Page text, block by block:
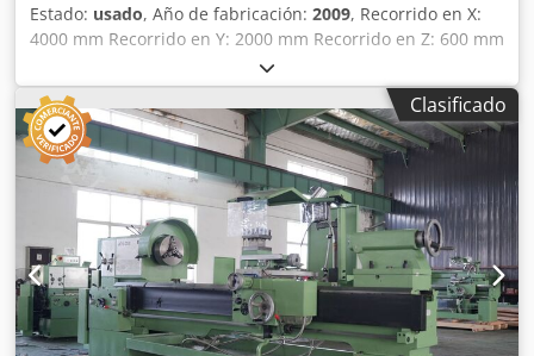
Estado: usado, Año de fabricación: 2009, Recorrido en X:
4000 mm Recorrido en Y: 2000 mm Recorrido en Z: 600 mm
Dimensiones (LxAnxAl): 6.400 x 3.200 x 3.100 mm Peso
aprox.: 10.500 kg Corte por chorro de agua Stein-Moser
GmbH, CNC 5 ejes 4020 x 2020 x 600 mm Datos técnicos: -
Área de trabajo X, Y en 2D: 4.020 x 2.020 mm - Superficie
de apoyo X, Y: 4.400 x 2.400 mm - Eje Z: 600 mm - Ángulo
de inclinación eje A, B: +/- 46° - Eje rotativo C, giratorio
360°: +/- 3600° - Velocidad de posicionamiento: 10 m/min -
Precisión de repetibilidad: +/- 0,1 mm - Conexión
neumática: mín. 6,5 bar - Conexión de agua: 2 – 5 bar -
Dimensiones de la máquina (LxAnxAl): 6.400 x 3.200 x 3.100
mm - Peso (con agua): aprox. 10.500 kg - Temperatura de
operación: +10°C hasta +40°C - Presión máxima de trabajo
Clasificado